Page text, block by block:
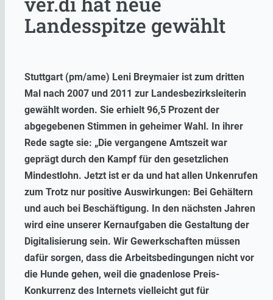
Landesspitze gewählt
Stuttgart (pm/ame) Leni Breymaier ist zum dritten
Mal nach 2007 und 2011 zur Landesbezirksleiterin
gewählt worden. Sie erhielt 96,5 Prozent der
abgegebenen Stimmen in geheimer Wahl. In ihrer
Rede sagte sie: „Die vergangene Amtszeit war
geprägt durch den Kampf für den gesetzlichen
Mindestlohn. Jetzt ist er da und hat allen Unkenrufen
zum Trotz nur positive Auswirkungen: Bei Gehältern
und auch bei Beschäftigung. In den nächsten Jahren
wird eine unserer Kernaufgaben die Gestaltung der
Digitalisierung sein. Wir Gewerkschaften müssen
dafür sorgen, dass die Arbeitsbedingungen nicht vor
die Hunde gehen, weil die gnadenlose Preis-
Konkurrenz des Internets vielleicht gut für